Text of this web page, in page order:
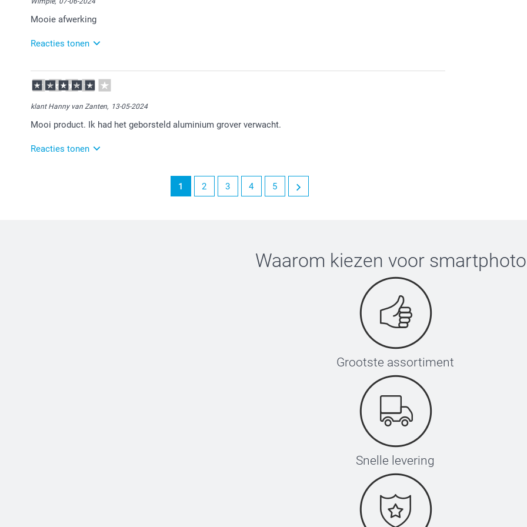
Mooie afwerking
Reacties tonen
10-06-2024
14:39
Dat is goed om te lezen.
klant Hanny van Zanten, 13-05-2024
Mooi product. Ik had het geborsteld aluminium grover verwacht.
Reacties tonen
1 2 3 4 5
Waarom kiezen voor smartphoto
Grootste assortiment
Snelle levering